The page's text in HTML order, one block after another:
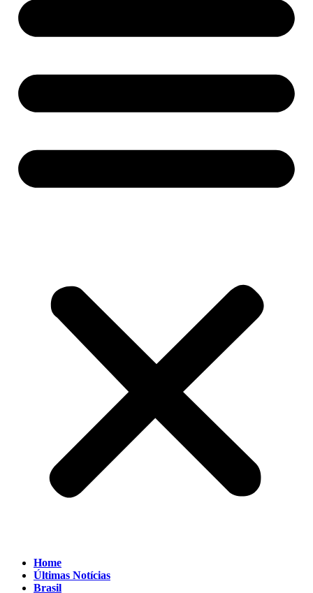
Home
Últimas Notícias
Brasil